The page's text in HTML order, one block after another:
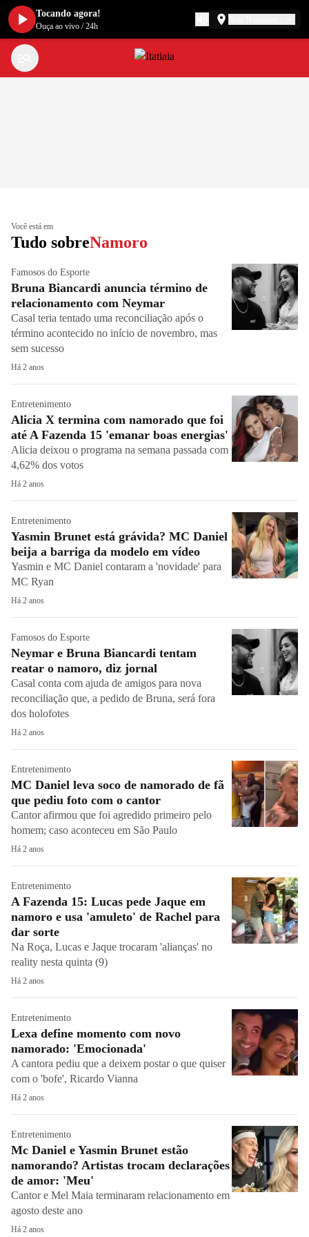
Você está em
Tudo sobreNamoro
Famosos do Esporte
Bruna Biancardi anuncia término de
relacionamento com Neymar
Casal teria tentado uma reconciliação após o
término acontecido no início de novembro, mas
sem sucesso
Há 2 anos
Entretenimento
Alicia X termina com namorado que foi
até A Fazenda 15 'emanar boas energias'
Alicia deixou o programa na semana passada com
4,62% dos votos
Há 2 anos
Entretenimento
Yasmin Brunet está grávida? MC Daniel
beija a barriga da modelo em vídeo
Yasmin e MC Daniel contaram a 'novidade' para
MC Ryan
Há 2 anos
Famosos do Esporte
Neymar e Bruna Biancardi tentam
reatar o namoro, diz jornal
Casal conta com ajuda de amigos para nova
reconciliação que, a pedido de Bruna, será fora
dos holofotes
Há 2 anos
Entretenimento
MC Daniel leva soco de namorado de fã
que pediu foto com o cantor
Cantor afirmou que foi agredido primeiro pelo
homem; caso aconteceu em São Paulo
Há 2 anos
Entretenimento
A Fazenda 15: Lucas pede Jaque em
namoro e usa 'amuleto' de Rachel para
dar sorte
Na Roça, Lucas e Jaque trocaram 'alianças' no
reality nesta quinta (9)
Há 2 anos
Entretenimento
Lexa define momento com novo
namorado: 'Emocionada'
A cantora pediu que a deixem postar o que quiser
com o 'bofe', Ricardo Vianna
Há 2 anos
Entretenimento
Mc Daniel e Yasmin Brunet estão
namorando? Artistas trocam declarações
de amor: 'Meu'
Cantor e Mel Maia terminaram relacionamento em
agosto deste ano
Há 2 anos
Tocando agora!
Ouça ao vivo /24h